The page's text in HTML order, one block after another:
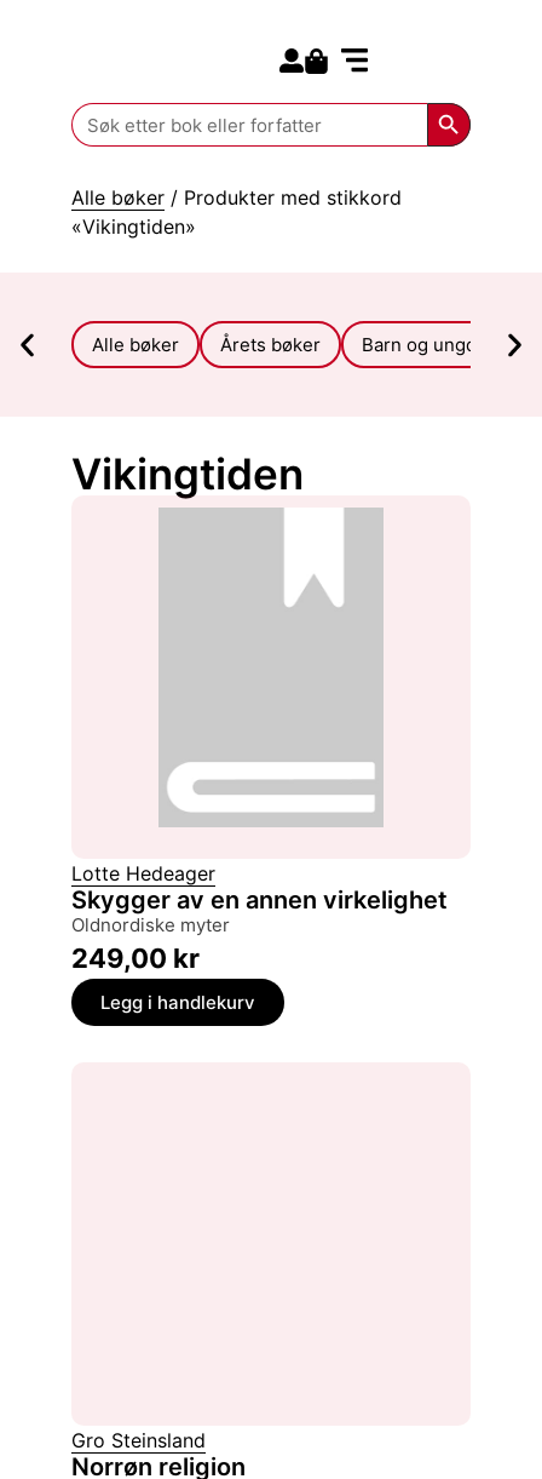
Search
for:
Search
Alle bøker / Produkter med stikkord
«Vikingtiden»
Alle bøker Årets bøker Barn og ungdom
Vikingtiden
Lotte Hedeager
Skygger av en annen virkelighet
oldnordiske myter
249,00 kr
Legg i handlekurv
Gro Steinsland
Norrøn religion